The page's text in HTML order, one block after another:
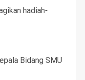
hadiah-
Bidang SMU